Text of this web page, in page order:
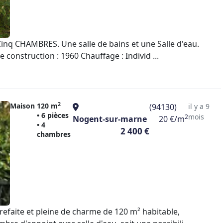
CHAMBRES. Une salle de bains et une Salle d'eau.
construction : 1960 Chauffage : Individ ...
Maison 120 m2
• 6 pièces
• 4
chambres
Nogent-sur-marne
2 400 €
(94130)
20 €/m2
il y a 9
mois
et pleine de charme de 120 m² habitable,